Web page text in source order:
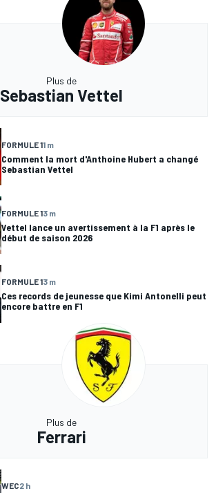
Plus de
Sebastian Vettel
FORMULE 11 m
Comment la mort d'Anthoine Hubert a changé
Sebastian Vettel
FORMULE 13 m
Vettel lance un avertissement à la F1 après le
début de saison 2026
FORMULE 13 m
Ces records de jeunesse que Kimi Antonelli peut
encore battre en F1
Plus de
Ferrari
WEC2 h